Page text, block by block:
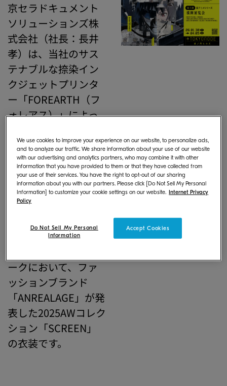
京セラドキュメント
ソリューションズ株
式会社（社長：長井
孝）は、当社のサス
テナブルな捺染イン
クジェットプリンタ
ー「FOREARTH（フ
ォレアス）」によっ
装が、「攻殻機動隊
展（こうかくきどう
たい） Ghost and the
Shell」で展示される
ことをお知らせしま
月にパリで開催され
ークにおいて、ファ
ッションブランド
「ANREALAGE」が発
表した2025AWコレク
ション「SCREEN」
の衣装です。
We use cookies to improve your experience on our website, to personalize ads,
and to analyze our traffic. We share information about your use of our website
with our advertising and analytics partners, who may combine it with other
information that you have provided to them or that they have collected from
your use of their services. You have the right to opt-out of our sharing
information about you with our partners. Please click [Do Not Sell My Personal
Information] to customize your cookie settings on our website. Internet Privacy
Policy
Accept Cookies
Do Not Sell My Personal
Information